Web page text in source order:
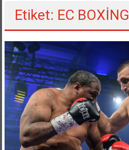
Etiket: EC BOXİNG